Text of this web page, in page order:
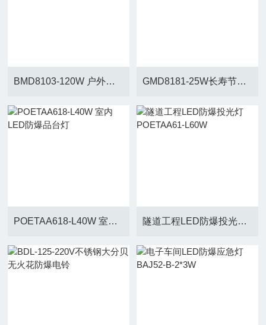
BMD8103-120W 户外化工LED防爆泛光灯 GMD8181-25W长寿节能免维护LED防爆灯
POETAA618-L40W 室内LED防爆品台灯 隧道工程LED防爆投光灯POETAA61-L60W